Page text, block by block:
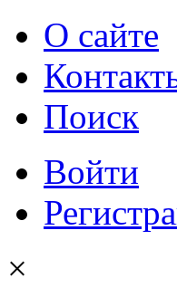
О сайте
Поиск
Войти
×